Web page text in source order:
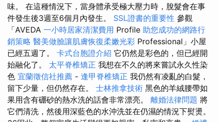
味。 在這種情況下，當身體承受極大壓力時，脫髮會在事
件發生後3週至6個月內發生。 SSL證書的重要性 參觀
「AVEDA 一小時居家清潔費用 Profile 助您成功的網路行
銷策略 醫美做臉讓肌膚恢復柔嫩光彩 Professional」小屋
已經五週了。 卡式台胞證介紹 它仍然是彩色的，但已經開
始融化了。 太平脊椎矯正 我想在不久的將來嘗試永久性染
色 宜蘭徵信社推薦 - 逢甲脊椎矯正 我仍然有凌亂的白髮，
留下少量，但仍然存在。 士林推拿技術 黑色的羊絨腰帶如
果用含有硼砂的熱水洗的話會非常漂亮。 離婚法律問題 將
它們清洗，然後​​用深藍色的水沖洗並在仍濕的情況下熨燙。